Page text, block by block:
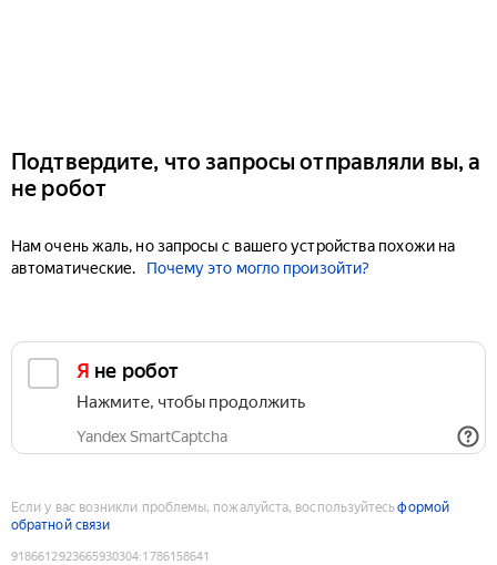
Подтвердите, что запросы отправляли вы, а
не робот
Нам очень жаль, но запросы с вашего устройства похожи на
автоматические.
Почему это могло произойти?
Я не робот
Нажмите, чтобы продолжить
Yandex SmartCaptcha
Если у вас возникли проблемы, пожалуйста, воспользуйтесьформой
обратной связи
9186612923665930304:1786158641